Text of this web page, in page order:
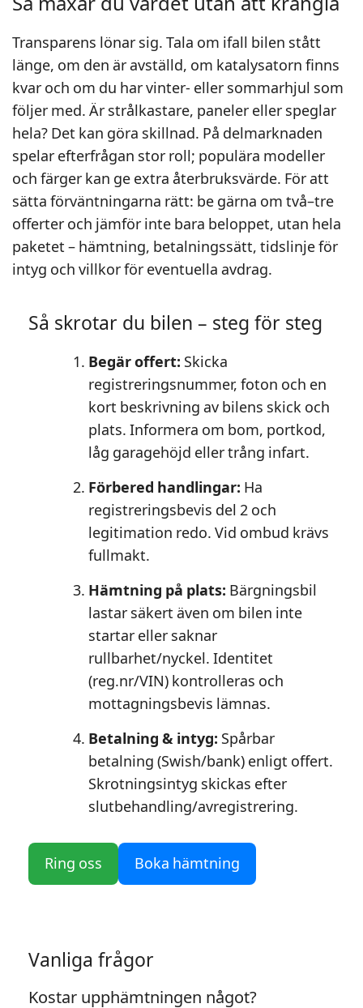
Transparens lönar sig. Tala om ifall bilen stått
länge, om den är avställd, om katalysatorn finns
kvar och om du har vinter- eller sommarhjul som
följer med. Är strålkastare, paneler eller speglar
hela? Det kan göra skillnad. På delmarknaden
spelar efterfrågan stor roll; populära modeller
och färger kan ge extra återbruksvärde. För att
sätta förväntningarna rätt: be gärna om två–tre
offerter och jämför inte bara beloppet, utan hela
paketet – hämtning, betalningssätt, tidslinje för
intyg och villkor för eventuella avdrag.
Så skrotar du bilen – steg för steg
Begär offert: Skicka
registreringsnummer, foton och en
kort beskrivning av bilens skick och
plats. Informera om bom, portkod,
låg garagehöjd eller trång infart.
Förbered handlingar: Ha
registreringsbevis del 2 och
legitimation redo. Vid ombud krävs
fullmakt.
Hämtning på plats: Bärgningsbil
lastar säkert även om bilen inte
startar eller saknar
rullbarhet/nyckel. Identitet
(reg.nr/VIN) kontrolleras och
mottagningsbevis lämnas.
Betalning & intyg: Spårbar
betalning (Swish/bank) enligt offert.
Skrotningsintyg skickas efter
slutbehandling/avregistrering.
Ring oss Boka hämtning
Vanliga frågor
Kostar upphämtningen något?